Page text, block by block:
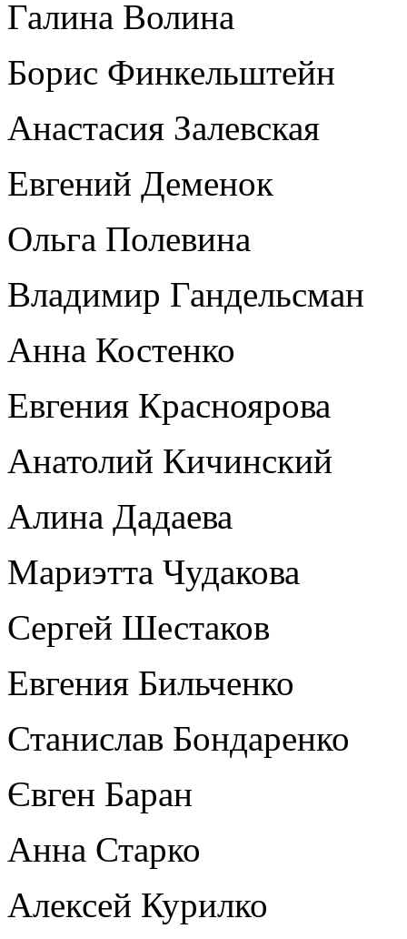
Галина Волина
Борис Финкельштейн
Анастасия Залевская
Евгений Деменок
Ольга Полевина
Владимир Гандельсман
Анна Костенко
Евгения Красноярова
Анатолий Кичинский
Алина Дадаева
Мариэтта Чудакова
Сергей Шестаков
Евгения Бильченко
Станислав Бондаренко
Євген Баран
Анна Старко
Алексей Курилко